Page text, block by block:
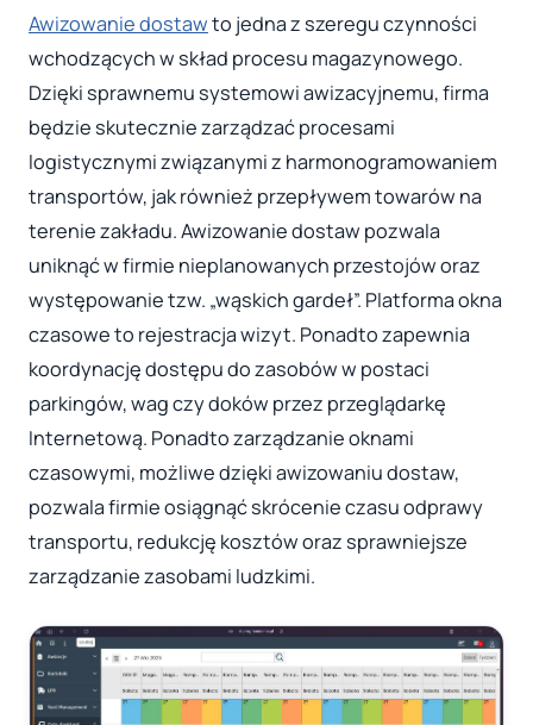
Awizowanie dostawto jedna z szeregu czynności
wchodzących w skład procesu magazynowego.
Dzięki sprawnemu systemowi awizacyjnemu, firma
będzie skutecznie zarządzać procesami
logistycznymi związanymi z harmonogramowaniem
transportów, jak również przepływem towarów na
terenie zakładu. Awizowanie dostaw pozwala
uniknąć w firmie nieplanowanych przestojów oraz
występowanie tzw. „wąskich gardeł”. Platforma okna
czasowe to rejestracja wizyt. Ponadto zapewnia
koordynację dostępu do zasobów w postaci
parkingów, wag czy doków przez przeglądarkę
Internetową. Ponadto zarządzanie oknami
czasowymi, możliwe dzięki awizowaniu dostaw,
pozwala firmie osiągnąć skrócenie czasu odprawy
transportu, redukcję kosztów oraz sprawniejsze
zarządzanie zasobami ludzkimi.